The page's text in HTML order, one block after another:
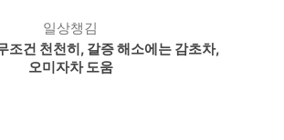
일상챙김
조건 천천히, 갈증 해소에는 감초차,
오미자차 도움